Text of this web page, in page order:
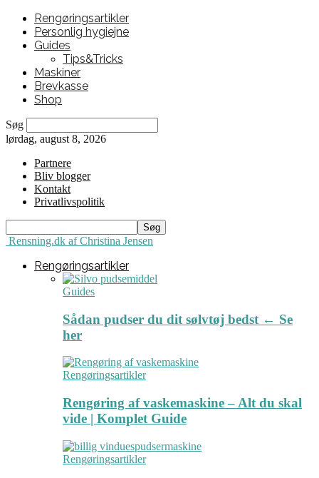
Rengøringsartikler
Personlig hygiejne
Guides
Tips&Tricks
Maskiner
Brevkasse
Shop
Søg
lørdag, august 8, 2026
Partnere
Bliv blogger
Kontakt
Privatlivspolitik
Rensning.dk af Christina Jensen
Rengøringsartikler
Guides
Sådan pudser du dit sølvtøj bedst ← Se
her
Rengøringsartikler
Rengøring af vaskemaskine – Alt du skal
vide | Komplet Guide
Rengøringsartikler